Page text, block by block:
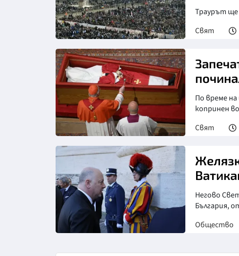
Траурът ще
Свят
По време
копринен
Свят
Негово
България,
Общество